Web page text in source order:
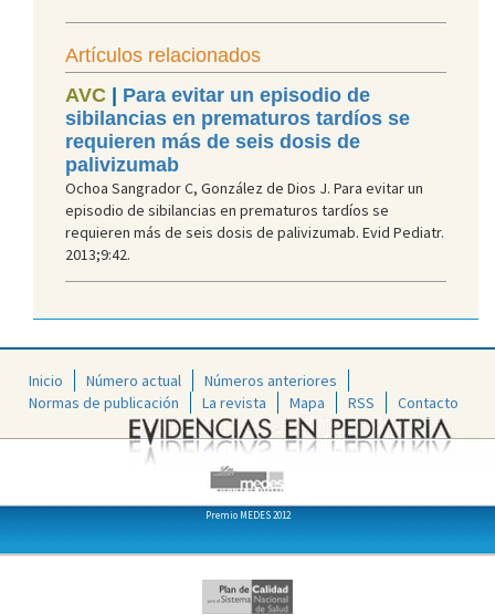
Artículos relacionados
AVC | Para evitar un episodio de
sibilancias en prematuros tardíos se
requieren más de seis dosis de
palivizumab
Ochoa Sangrador C, González de Dios J. Para evitar un
episodio de sibilancias en prematuros tardíos se
requieren más de seis dosis de palivizumab. Evid Pediatr.
2013;9:42.
Inicio Número actual
Números anteriores
Normas de publicación
La revista Mapa RSS Contacto
Premio MEDES 2012